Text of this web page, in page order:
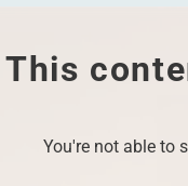
This
You're not able to